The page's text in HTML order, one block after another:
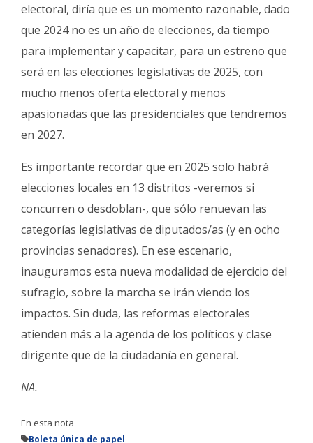
electoral, diría que es un momento razonable, dado
que 2024 no es un año de elecciones, da tiempo
para implementar y capacitar, para un estreno que
será en las elecciones legislativas de 2025, con
mucho menos oferta electoral y menos
apasionadas que las presidenciales que tendremos
en 2027.
Es importante recordar que en 2025 solo habrá
elecciones locales en 13 distritos -veremos si
concurren o desdoblan-, que sólo renuevan las
categorías legislativas de diputados/as (y en ocho
provincias senadores). En ese escenario,
inauguramos esta nueva modalidad de ejercicio del
sufragio, sobre la marcha se irán viendo los
impactos. Sin duda, las reformas electorales
atienden más a la agenda de los políticos y clase
dirigente que de la ciudadanía en general.
NA.
En esta nota
Boleta única de papel